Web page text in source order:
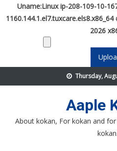
Uname:Linux ip-208-109-10-
2026
to
Thursday,
Aaple
About kokan, For kokan and